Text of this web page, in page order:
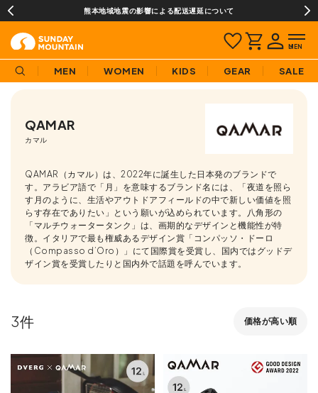
熊本地域地震の影響による配送遅延について
MEN WOMEN KIDS GEAR SALE
QAMAR
カマル
QAMAR（カマル）は、2022年に誕生した日本発のブランドで
す。アラビア語で「月」を意味するブランド名には、「夜道を照ら
す月のように、生活やアウトドアフィールドの中で新しい価値を照
らす存在でありたい」という願いが込められています。八角形の
「マルチウォータータンク」は、画期的なデザインと機能性が特
徴。イタリアで最も権威あるデザイン賞「コンパッソ・ドーロ
（Compasso d’Oro）」にて国際賞を受賞し、国内ではグッドデ
ザイン賞を受賞したりと国内外で話題を呼んでいます。
価格が高い順
3